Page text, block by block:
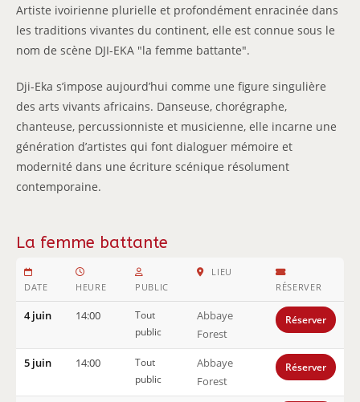
Artiste ivoirienne plurielle et profondément enracinée dans
les traditions vivantes du continent, elle est connue sous le
nom de scène DJI-EKA "la femme battante".
Dji-Eka s’impose aujourd’hui comme une figure singulière
des arts vivants africains. Danseuse, chorégraphe,
chanteuse, percussionniste et musicienne, elle incarne une
génération d’artistes qui font dialoguer mémoire et
modernité dans une écriture scénique résolument
contemporaine.
La femme battante
DATE HEURE PUBLIC
LIEU
RÉSERVER
4 juin 14:00
Tout
public
Abbaye
Forest
Réserver
5 juin 14:00
Tout
public
Abbaye
Forest
Réserver